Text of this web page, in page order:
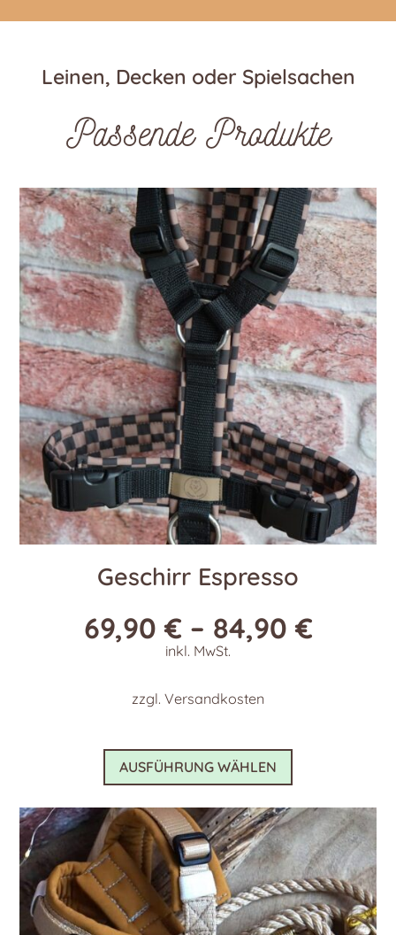
Leinen, Decken oder Spielsachen
Passende Produkte
Geschirr Espresso
69,90€ – 84,90€
inkl. MwSt.
zzgl. Versandkosten
AUSFÜHRUNG WÄHLEN
Dieses
weist
mehrere
Varianten
auf.
Die
Optionen
können